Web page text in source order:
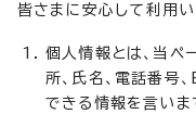
皆さまに安心して利用い
個人情報とは、当ペ
所、氏名、電話番号
できる情報を言いま